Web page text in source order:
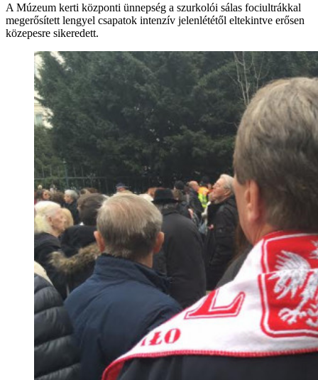
A Múzeum kerti központi ünnepség a szurkolói sálas fociultrákkal
megerősített lengyel csapatok intenzív jelenlététől eltekintve erősen
közepesre sikeredett.